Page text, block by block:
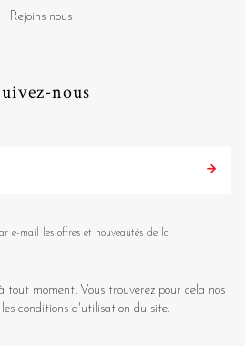
Rejoins nous
nous
e-mail les offres et nouveautés de la
tout moment. Vous trouverez pour cela nos
conditions d'utilisation du site.